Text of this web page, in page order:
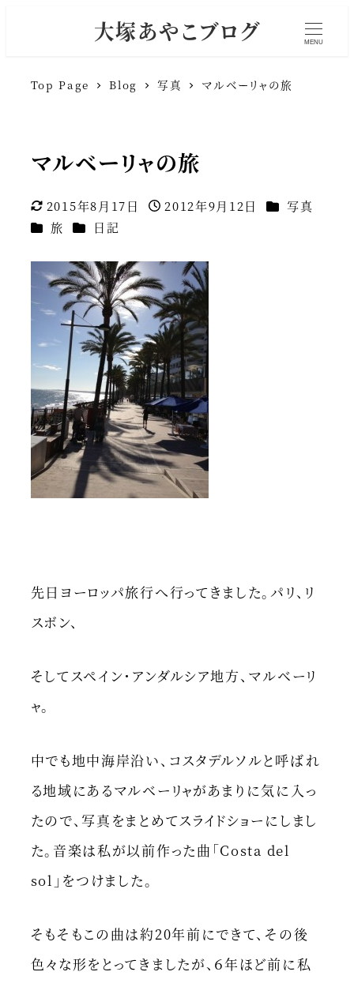
大塚あやこブログ MENU
Top Page Blog 写真 マルベーリャの旅
マルベーリャの旅
更新日
2015年8月17日
投稿日
2012年9月12日 カテゴリー
写真
カテゴリー
旅 カテゴリー
日記
先日ヨーロッパ旅行へ行ってきました。パリ、リ
スボン、
そしてスペイン・アンダルシア地方、マルベーリ
ャ。
中でも地中海岸沿い、コスタデルソルと呼ばれ
る地域にあるマルベーリャがあまりに気に入っ
たので、写真をまとめてスライドショーにしまし
た。音楽は私が以前作った曲「Costa del
sol」をつけました。
そもそもこの曲は約20年前にできて、その後
色々な形をとってきましたが、６年ほど前に私